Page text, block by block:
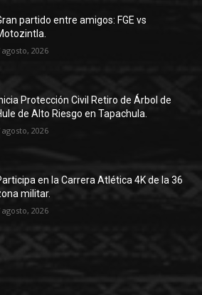
partido entre amigos: FGE vs
agosto, 2026
Protección Civil Retiro de Árbol de
de Alto Riesgo en Tapachula.
agosto, 2026
en la Carrera Atlética 4K de la 36
militar.
agosto, 2026